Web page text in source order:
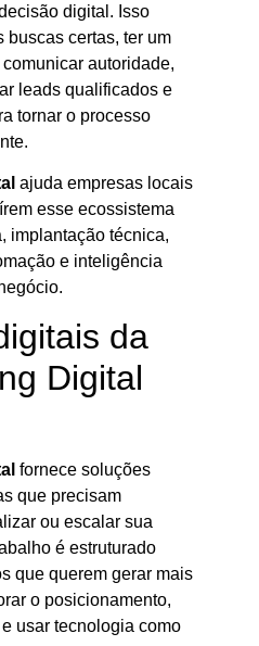
digital. Isso
buscas certas, ter um
autoridade,
leads qualificados e
tornar o processo
ajuda empresas locais
esse ecossistema
implantação técnica,
e inteligência
da
Digital
fornece soluções
que precisam
ou escalar sua
é estruturado
que querem gerar mais
o posicionamento,
usar tecnologia como